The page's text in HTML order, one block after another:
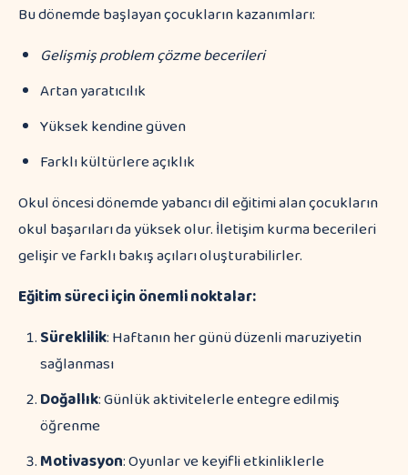
Bu dönemde başlayan çocukların kazanımları:
Gelişmiş problem çözme becerileri
Artan yaratıcılık
Yüksek kendine güven
Farklı kültürlere açıklık
Okul öncesi dönemde yabancı dil eğitimi alan çocukların
okul başarıları da yüksek olur. İletişim kurma becerileri
gelişir ve farklı bakış açıları oluşturabilirler.
Eğitim süreci için önemli noktalar:
Süreklilik: Haftanın her günü düzenli maruziyetin
sağlanması
Doğallık: Günlük aktivitelerle entegre edilmiş
öğrenme
Motivasyon: Oyunlar ve keyifli etkinliklerle